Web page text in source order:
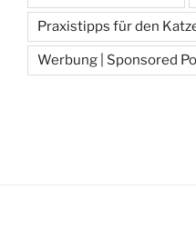
Praxistipps für den
Werbung | Sponsored